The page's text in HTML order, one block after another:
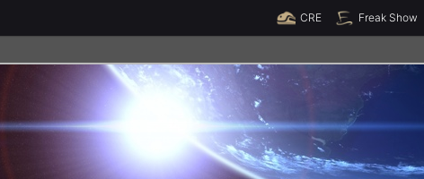
Spende jetzt!
CRE Freak Show